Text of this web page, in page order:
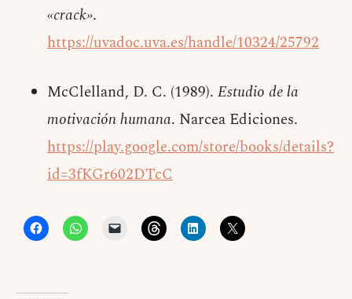
«crack».
https://uvadoc.uva.es/handle/10324/25792
McClelland, D. C. (1989). Estudio de la
motivación humana. Narcea Ediciones.
https://play.google.com/store/books/details?
id=3fKGr602DTcC